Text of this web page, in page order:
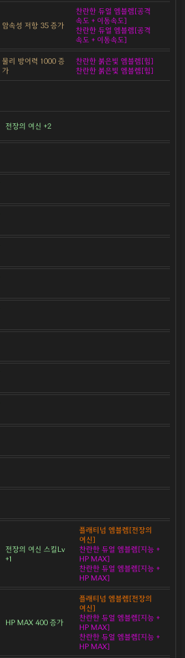
암속성 저항 35 증가
찬란한 듀얼 엠블렘[공격
속도 + 이동속도]
찬란한 듀얼 엠블렘[공격
속도 + 이동속도]
물리 방어력 1000 증
가
찬란한 붉은빛 엠블렘[힘]
찬란한 붉은빛 엠블렘[힘]
전장의 여신 +2
전장의 여신 스킬Lv
+1
플래티넘 엠블렘[전장의
여신]
찬란한 듀얼 엠블렘[지능 +
HP MAX]
찬란한 듀얼 엠블렘[지능 +
HP MAX]
HP MAX 400 증가
플래티넘 엠블렘[전장의
여신]
찬란한 듀얼 엠블렘[지능 +
HP MAX]
찬란한 듀얼 엠블렘[지능 +
HP MAX]